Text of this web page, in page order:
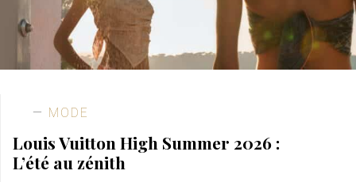
MODE
Louis Vuitton High Summer 2026 :
L’été au zénith